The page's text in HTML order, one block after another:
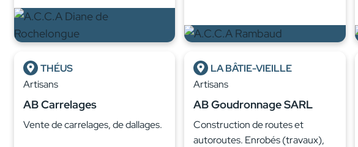
THÉUS
Artisans
AB Carrelages
Vente de carrelages, de dallages.
LA BÂTIE-VIEILLE
Artisans
AB Goudronnage SARL
Construction de routes et
autoroutes. Enrobés (travaux),